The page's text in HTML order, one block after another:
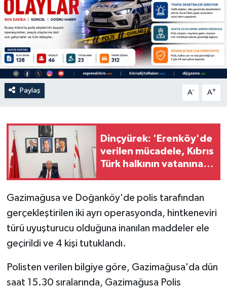
Paylaş A- A+
Dinçyürek: 'Erenköy'de
verilen mücadele, Kıbrıs
Türk halkının vatanına
göstergelerinden
Gazimağusa ve Doğanköy'de polis tarafından
gerçekleştirilen iki ayrı operasyonda, hintkeneviri
türü uyuşturucu olduğuna inanılan maddeler ele
geçirildi ve 4 kişi tutuklandı.
Polisten verilen bilgiye göre, Gazimağusa'da dün
saat 15.30 sıralarında, Gazimağusa Polis